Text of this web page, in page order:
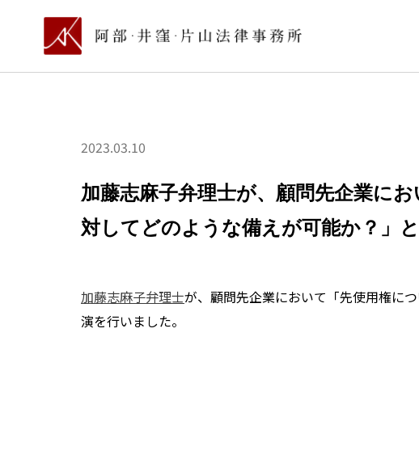
2023.03.10
加藤志麻子弁理士が、顧問先企業に
対してどのような備えが可能か？」
加藤志麻子弁理士が、顧問先企業において「先使用権に
演を行いました。